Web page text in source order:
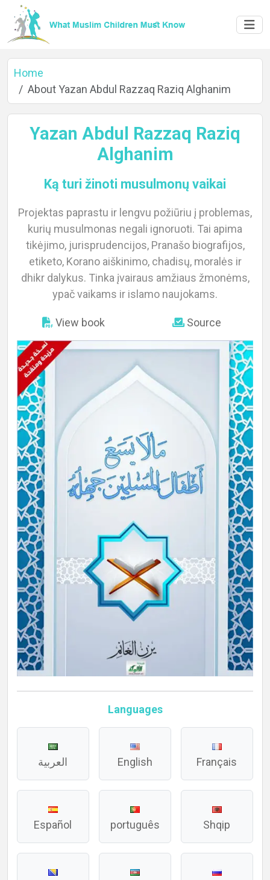
Home
About
Languages
Home
About Yazan Abdul Razzaq Raziq Alghanim
Yazan Abdul Razzaq Raziq
Alghanim
Ką turi žinoti musulmonų vaikai
Projektas paprastu ir lengvu požiūriu į problemas,
kurių musulmonas negali ignoruoti. Tai apima
tikėjimo, jurisprudencijos, Pranašo biografijos,
etiketo, Korano aiškinimo, chadisų, moralės ir
dhikr dalykus. Tinka įvairaus amžiaus žmonėms,
ypač vaikams ir islamo naujokams.
View book Source
Languages
العربية English Français
Español português Shqip